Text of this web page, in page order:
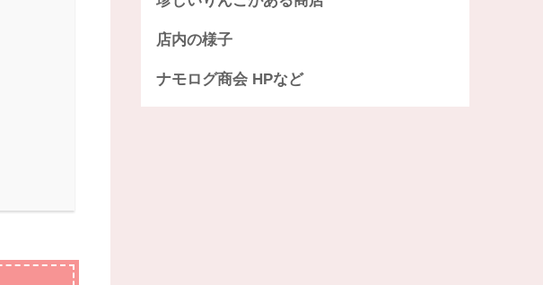
店内の様子
ナモログ商会 HPなど